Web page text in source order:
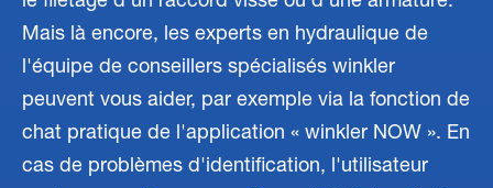
Mais là encore, les experts en hydraulique de
l'équipe de conseillers spécialisés winkler
peuvent vous aider, par exemple via la fonction de
chat pratique de l'application « winkler NOW ». En
cas de problèmes d'identification, l'utilisateur